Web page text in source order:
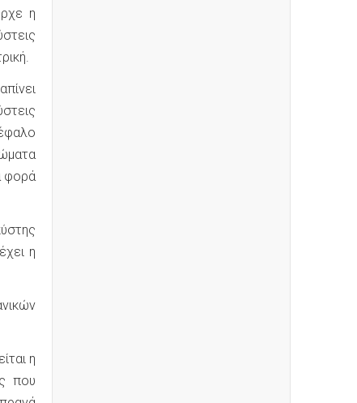
η
φορά
η
η
που